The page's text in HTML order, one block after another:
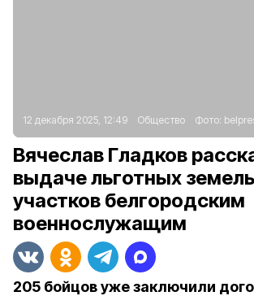
12 декабря 2025, 12:49 Общество Фото:
Вячеслав Гладков
выдаче льготных
участков белгородским
военнослужащим
205 бойцов уже заключили